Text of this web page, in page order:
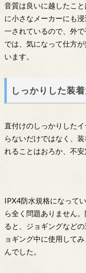
音質は良いに越したこ
に小さなメーカーにも
一されているので、外
では、気になって仕方
います。
しっかりした装
直付けのしっかりした
らないだけではなく、
れることはおろか、不安
IPX4防水規格になって
ら全く問題ありません
ると、ジョギングなど
ョギング中に使用して
んでした。